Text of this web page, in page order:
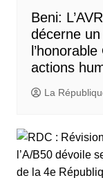
Beni:
décerne
actions
La